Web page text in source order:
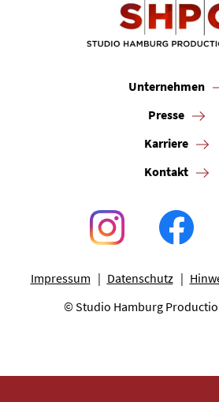
Unternehmen
Presse
Karriere
Kontakt
Impressum Datenschutz
© Studio Hamburg